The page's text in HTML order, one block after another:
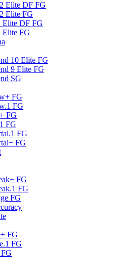
Elite DF FG
Elite FG
Elite DF FG
Elite FG
10 Elite FG
9 Elite FG
SG
FG
FG
FG
FG
FG
FG
FG
FG
FG
FG
FG